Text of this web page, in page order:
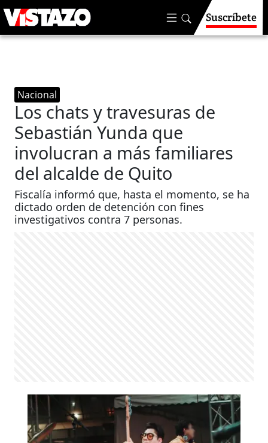
Suscríbete
Nacional
Los chats y travesuras de
Sebastián Yunda que
involucran a más familiares
del alcalde de Quito
Fiscalía informó que, hasta el momento, se ha
dictado orden de detención con fines
investigativos contra 7 personas.